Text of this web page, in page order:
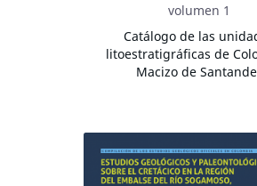
volumen 1
Catálogo de las
litoestratigráficas de
Macizo de